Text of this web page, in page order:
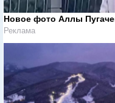
Новое фото Аллы
Реклама